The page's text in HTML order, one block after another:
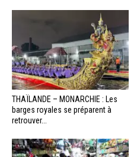
THAÏLANDE – MONARCHIE : Les
barges royales se préparent à
retrouver...